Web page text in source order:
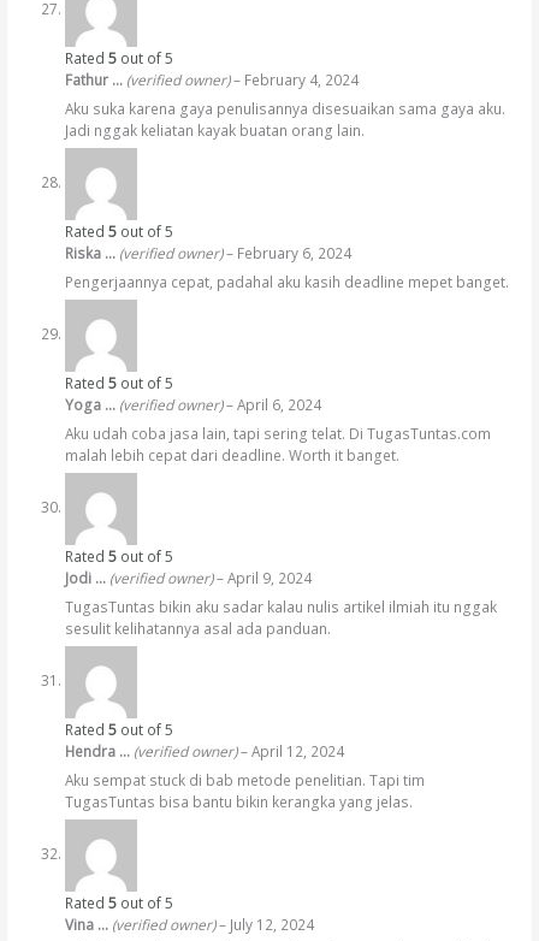
Rated 5out of 5
Fathur … (verified owner) – February 4, 2024
Aku suka karena gaya penulisannya disesuaikan sama gaya aku.
Jadi nggak keliatan kayak buatan orang lain.
Rated 5out of 5
Riska … (verified owner) – February 6, 2024
Pengerjaannya cepat, padahal aku kasih deadline mepet banget.
Rated 5out of 5
Yoga … (verified owner) – April 6, 2024
Aku udah coba jasa lain, tapi sering telat. Di TugasTuntas.com
malah lebih cepat dari deadline. Worth it banget.
Rated 5out of 5
Jodi … (verified owner) – April 9, 2024
TugasTuntas bikin aku sadar kalau nulis artikel ilmiah itu nggak
sesulit kelihatannya asal ada panduan.
Rated 5out of 5
Hendra … (verified owner) – April 12, 2024
Aku sempat stuck di bab metode penelitian. Tapi tim
TugasTuntas bisa bantu bikin kerangka yang jelas.
Rated 5out of 5
Vina … (verified owner) – July 12, 2024